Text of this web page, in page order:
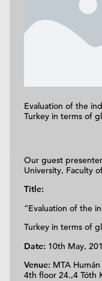
Evaluation of the
Turkey in terms of
Our guest
University, Faculty
Title:
“Evaluation of the
Turkey in terms of
Date: 10th May,
Venue: MTA
4th floor 24.,4 Tóth